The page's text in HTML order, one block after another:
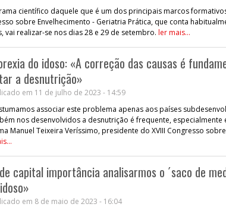
científico daquele que é um dos principais marcos
sobre Envelhecimento - Geriatria Prática, que conta
vai realizar-se nos dias 28 e 29 de setembro. ler mais...
do idoso: «A correção das causas é
a desnutrição»
em 11 de julho de 2023 - 14:59
associar este problema apenas aos países
nos desenvolvidos a desnutrição é frequente, especialmente
Manuel Teixeira Veríssimo, presidente do XVIII Congresso
capital importância analisarmos o ´saco de
em 8 de maio de 2023 - 16:04